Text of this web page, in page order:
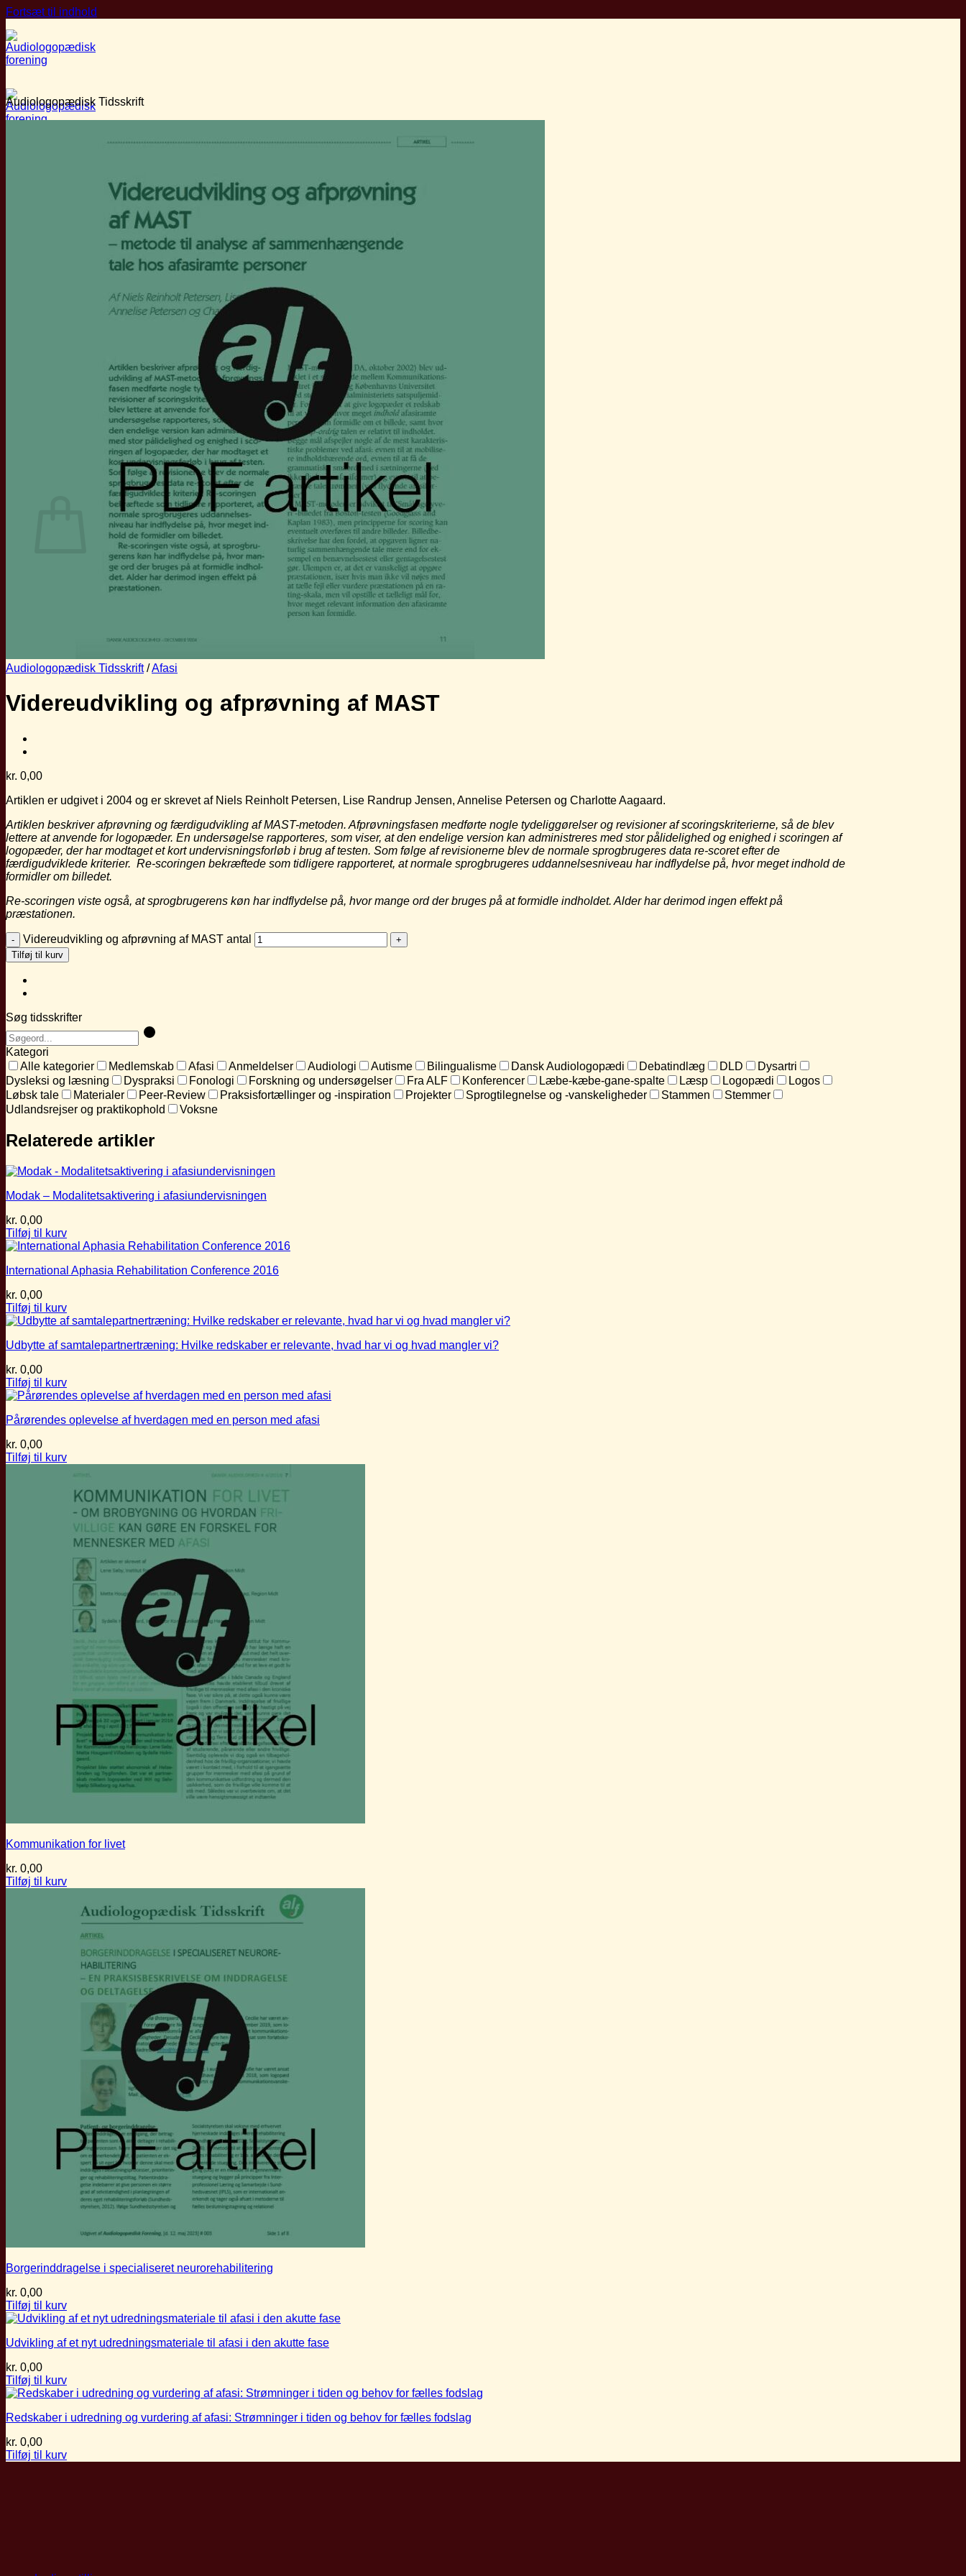
Fortsæt til indhold
Bestyrelsen
Faglige Ressourcer
Audiologopædi
Audiologopædisk Tidsskrift
Love og bekendtgørelser
Vidensportal
Arrangementer
ALF Konferencen, Nyborg Strand
Hjernerådet
Find privatpraktiserende
Ingen varer i kurven.
Audiologopædisk Tidsskrift
Audiologopædisk Tidsskrift /Afasi
Videreudvikling og afprøvning af MAST
kr. 0,00
Artiklen er udgivet i 2004 og er skrevet af Niels Reinholt Petersen, Lise Randrup Jensen, Annelise Petersen og Charlotte Aagaard.
Artiklen beskriver afprøvning og færdigudvikling af MAST-metoden. Afprøvningsfasen medførte nogle tydeliggørelser og revisioner af scoringskriterierne, så de blev
lettere at anvende for logopæder. En undersøgelse rapporteres, som viser, atden endelige version kan administreres med stor pålidelighed og enighed i scoringen af
logopæder, der har modtaget etkort undervisningsforløb i brug af testen. Som følge af revisionerne blev de normale sprogbrugeres data re-scoret efter de
færdigudviklede kriterier. Re-scoringen bekræftede som tidligere rapporteret, atnormale sprogbrugeres uddannelsesniveau har indflydelse på, hvor meget indholdde
formidler om billedet.
Re-scoringen viste også, at sprogbrugerens køn har indflydelse på, hvor mange ord der bruges på at formidle indholdet. Alder har derimod ingen effekt på
præstationen.
Videreudvikling og afprøvning af MAST antal
Tilføj til kurv
Søg tidsskrifter
Kategori
Alle kategorier
Medlemskab Afasi Anmeldelser Audiologi Autisme Bilingualisme Dansk Audiologopædi Debatindlæg DLD
Dysartri
Dysleksi og læsning
Dyspraksi Fonologi Forskning og undersøgelser Fra ALF Konferencer Læbe-kæbe-gane-spalte Læsp Logopædi
Logos
Løbsk tale
Materialer Peer-Review Praksisfortællinger og -inspiration Projekter Sprogtilegnelse og -vanskeligheder Stammen
Stemmer
Udlandsrejser og praktikophold
Voksne
Relaterede artikler
Modak – Modalitetsaktivering i afasiundervisningen
kr. 0,00
Tilføj til kurv
International Aphasia Rehabilitation Conference 2016
kr. 0,00
Tilføj til kurv
Udbytte af samtalepartnertræning: Hvilke redskaber er relevante, hvad har vi og hvad mangler vi?
kr. 0,00
Tilføj til kurv
Pårørendes oplevelse af hverdagen med en person med afasi
kr. 0,00
Tilføj til kurv
Kommunikation for livet
kr. 0,00
Tilføj til kurv
Borgerinddragelse i specialiseret neurorehabilitering
kr. 0,00
Tilføj til kurv
Udvikling af et nyt udredningsmateriale til afasi i den akutte fase
kr. 0,00
Tilføj til kurv
Redskaber i udredning og vurdering af afasi: Strømninger i tiden og behov for fælles fodslag
kr. 0,00
Tilføj til kurv